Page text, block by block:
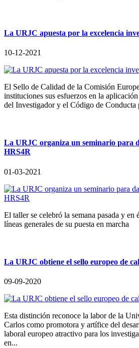
La URJC apuesta por la excelencia
10-12-2021
El Sello de Calidad de la Comisión
instituciones sus esfuerzos en la
del Investigador y el Código de Conducta
La URJC organiza un seminario para
HRS4R
01-03-2021
El taller se celebró la semana pasada y en
líneas generales de su puesta en marcha
La URJC obtiene el sello europeo de
09-09-2020
Esta distinción reconoce la labor de la
Carlos como promotora y artífice del
laboral europeo atractivo para los
en...